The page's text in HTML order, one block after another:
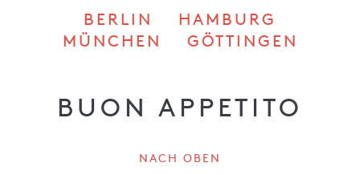
BERLIN
HAMBURG
MÜNCHEN
GÖTTINGEN
BUON APPETITO
NACH OBEN